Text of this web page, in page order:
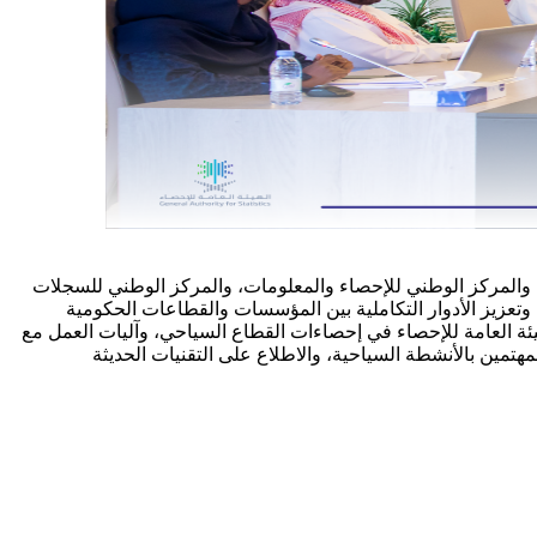
الوطني للإحصاء والمعلومات، والمركز الوطني للسجلات
الأدوار التكاملية بين المؤسسات والقطاعات الحكومية
العامة للإحصاء في إحصاءات القطاع السياحي، وآليات العمل مع
بالأنشطة السياحية، والاطلاع على التقنيات الحديثة